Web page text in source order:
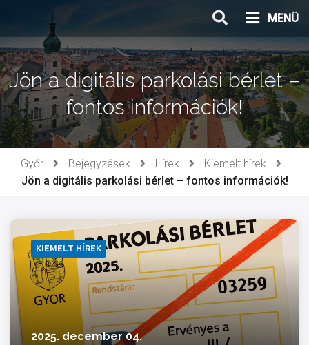
tartalomhoz
MENÜ
Jön a digitális parkolási bérlet –
fontos információk!
Győr Bejegyzések Hírek
Kiemelt hírek
Jön a digitális parkolási bérlet – fontos információk!
KIEMELT HÍREK
2025. december 04.